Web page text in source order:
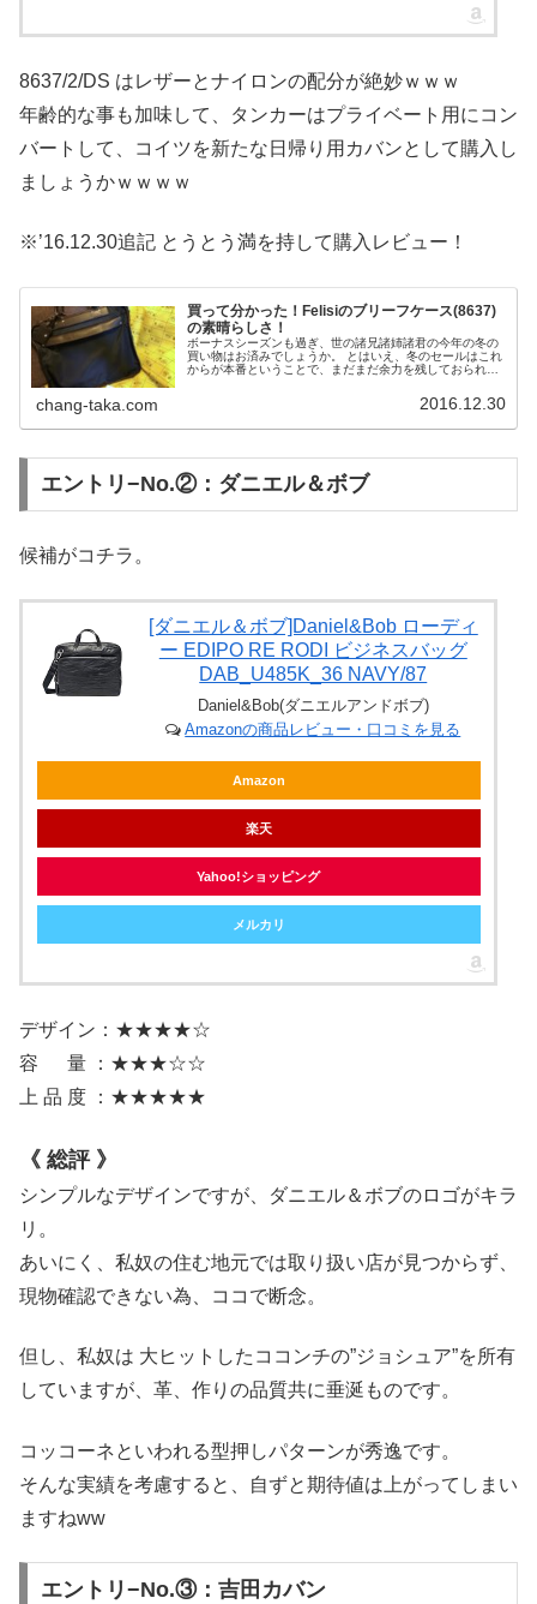
8637/2/DS はレザーとナイロンの配分が絶妙ｗｗｗ
年齢的な事も加味して、タンカーはプライベート用にコン
バートして、コイツを新たな日帰り用カバンとして購入し
ましょうかｗｗｗｗ
※’16.12.30追記 とうとう満を持して購入レビュー！
買って分かった！Felisiのブリーフケース(8637)
の素晴らしさ！
ボーナスシーズンも過ぎ、世の諸兄諸姉諸君の今年の冬の
買い物はお済みでしょうか。 とはいえ、冬のセールはこれ
からが本番ということで、まだまだ余力を残しておられる
chang-taka.com 2016.12.30
エントリ−No.②：ダニエル＆ボブ
候補がコチラ。
[ダニエル＆ボブ]Daniel&Bob ローディ
ー EDIPO RE RODI ビジネスバッグ
DAB_U485K_36 NAVY/87
Daniel&Bob(ダニエルアンドボブ)
Amazonの商品レビュー・口コミを見る
Amazon
楽天
Yahoo!ショッピング
メルカリ
デザイン：★★★★☆
容 量 ：★★★☆☆
上 品 度 ：★★★★★
《 総評 》
シンプルなデザインですが、ダニエル＆ボブのロゴがキラ
リ。
あいにく、私奴の住む地元では取り扱い店が見つからず、
現物確認できない為、ココで断念。
但し、私奴は 大ヒットしたココンチの”ジョシュア”を所有
していますが、革、作りの品質共に垂涎ものです。
コッコーネといわれる型押しパターンが秀逸です。
そんな実績を考慮すると、自ずと期待値は上がってしまい
ますねww
エントリ−No.③：吉田カバン